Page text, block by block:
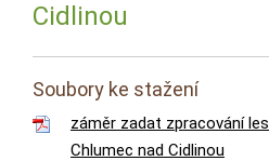
Cidlinou
Soubory ke stažení
záměr zadat zpracování
Chlumec nad Cidlinou